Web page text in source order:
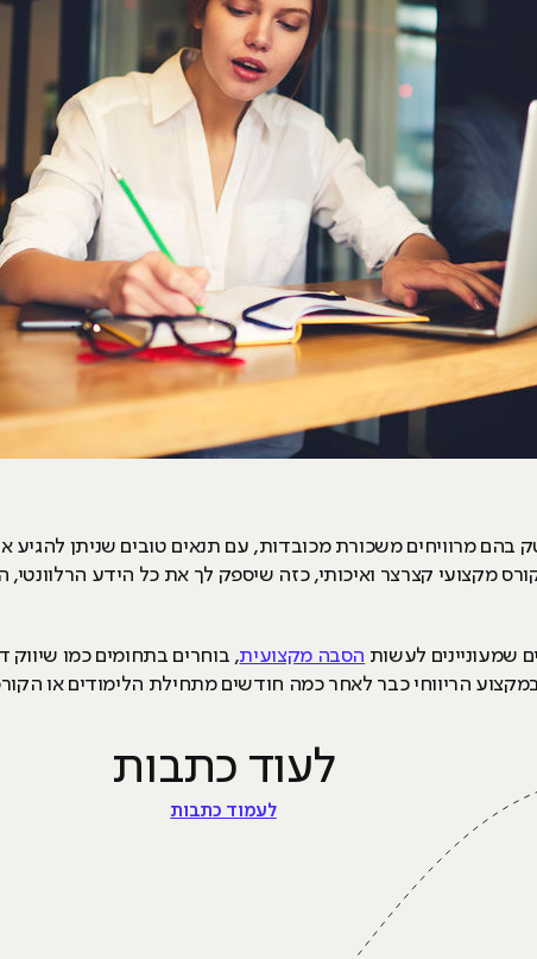
בהם מרוויחים משכורת מכובדות, עם תנאים טובים שניתן
מקצועי קצרצר ואיכותי, כזה שיספק לך את כל הידע
שמעוניינים לעשות הסבה מקצועית
הריווחי כבר לאחר כמה חודשים מתחילת הלימודים או
לעוד כתבות
לעמוד כתבות